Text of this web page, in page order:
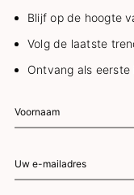
Blijf op de hoogte
Volg de laatste
Ontvang als